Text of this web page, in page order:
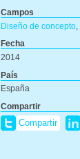
Campos
Diseño de concepto
Fecha
2014
País
España
Compartir
Compartir